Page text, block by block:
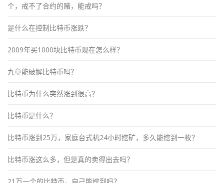
个，戒不了合约的赌，能戒吗？
是什么在控制比特币涨跌？
2009年买1000块比特币现在怎么样？
九章能破解比特币吗？
比特币为什么突然涨到很高？
比特币是什么？
比特币涨到25万，家庭台式机24小时挖矿，多久能挖到一枚？
比特币涨这么多，但是真的卖得出去吗？